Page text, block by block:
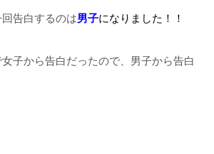
告白するのは男子になりました！！
子から告白だったので、男子から告白